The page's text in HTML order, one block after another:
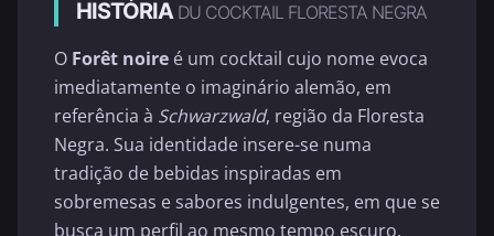
HISTÓRIA DU COCKTAIL FLORESTA NEGRA
O Forêt noire é um cocktail cujo nome evoca
imediatamente o imaginário alemão, em
referência à Schwarzwald, região da Floresta
Negra. Sua identidade insere-se numa
tradição de bebidas inspiradas em
sobremesas e sabores indulgentes, em que se
busca um perfil ao mesmo tempo escuro,